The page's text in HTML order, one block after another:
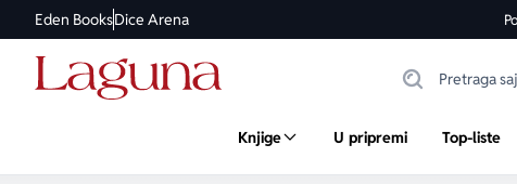
Eden BooksDice Arena
Knjige U pripremi Top-liste